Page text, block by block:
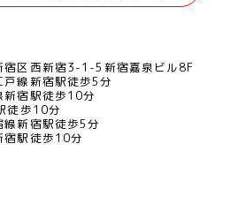
宿区西新宿3-1-5新宿嘉泉ビル8F
戸線新宿駅徒歩5分
新宿駅徒歩10分
徒歩10分
線新宿駅徒歩5分
宿駅徒歩10分